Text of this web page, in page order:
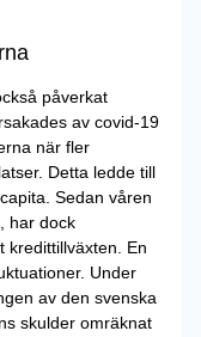
påverkat
av covid-19
när fler
Detta ledde till
Sedan våren
har dock
kredittillväxten. En
Under
av den svenska
skulder omräknat